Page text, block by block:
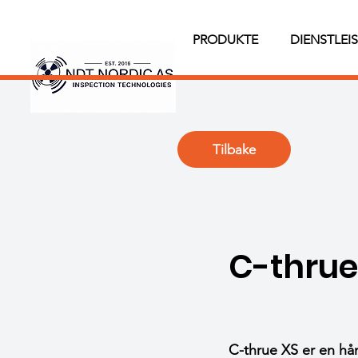
PRODUKTE
Tilbake
C-thrue
C-thrue XS er en